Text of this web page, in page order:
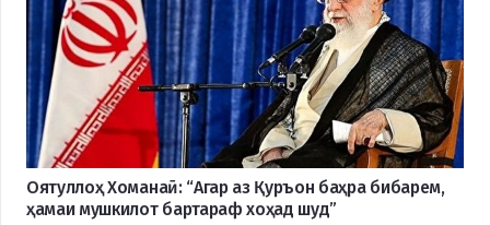
Оятуллоҳ Хоманаӣ: “Агар аз Қуръон баҳра бибарем,
ҳамаи мушкилот бартараф хоҳад шуд”